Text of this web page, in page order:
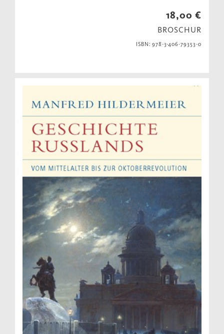
18,00 €
BROSCHUR
ISBN: 978-3-406-79353-0